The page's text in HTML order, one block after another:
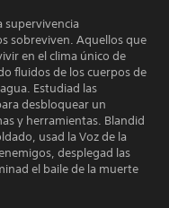
supervivencia
sobreviven. Aquellos que
en el clima único de
fluidos de los cuerpos de
Estudiad las
desbloquear un
y herramientas. Blandid
usad la Voz de la
desplegad las
el baile de la muerte